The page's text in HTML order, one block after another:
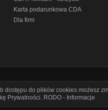
Karta podarunkowa CDA
Dla firm
do plików cookies możesz
Prywatności. RODO - Informacje